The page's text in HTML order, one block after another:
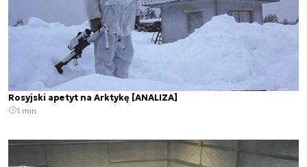
Rosyjski apetyt na Arktykę [ANALIZA]
1 min.